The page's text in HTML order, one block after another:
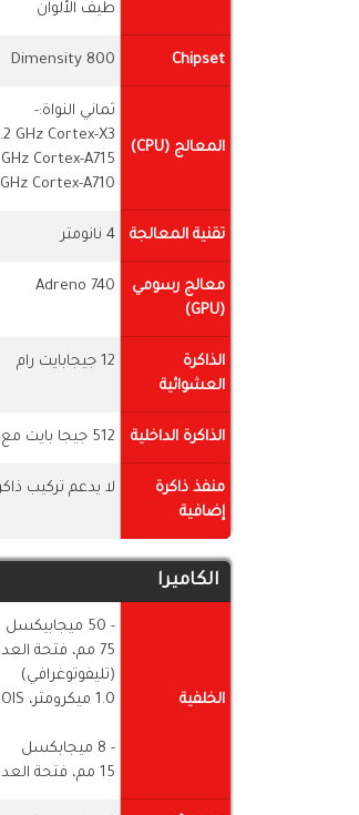
طيف الألوان
Chipset
Dimensity 800
المعالج (CPU)
ثماني النواة:-
GHz Cortex-X3
Cortex-A715
Cortex-A710
تقنية المعالجة 4 نانومتر
معالج رسومي
(GPU)
Adreno 740
الذاكرة
العشوائية
12 جيجابايت رام
الذاكرة الداخلية 512 جيجا بايت مع 12 جيجا بايت رام
منفذ ذاكرة
إضافية
لا يدعم تركيب
الكاميرا
الخلفية
- 50 ميجابيكسل
75 مم، فتحة العدسة f / 2.0
(تليفوتوغرافي)
1.0 ميكرومتر، PDAF, OIS
- 8 ميجابكسل
15 مم، فتحة العدسة f / 2.2